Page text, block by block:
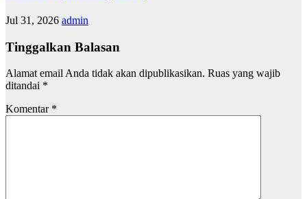
Jul 31, 2026 admin
Tinggalkan Balasan
Alamat email Anda tidak akan dipublikasikan. Ruas yang wajib
ditandai *
Komentar *